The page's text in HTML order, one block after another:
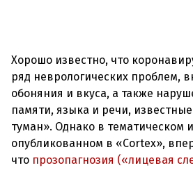
Хорошо известно, что
ряд неврологических проблем,
обоняния и вкуса, а также
памяти, языка и речи,
туман». Однако в тематическом
опубликованном в «Cortex»,
что прозопагнозия («лицевая